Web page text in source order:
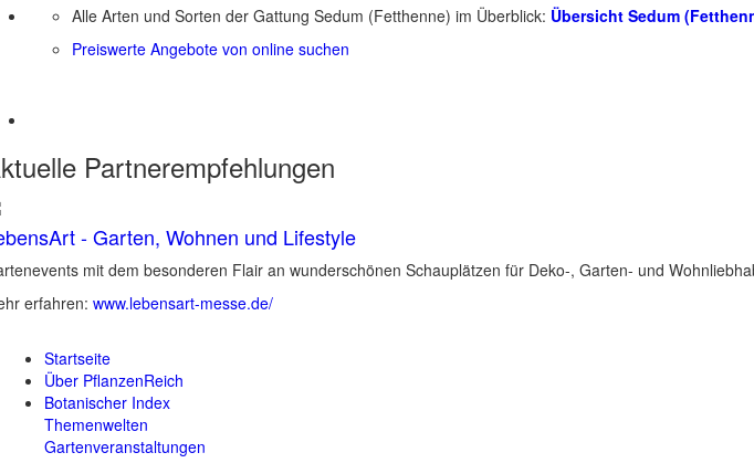
Alle Arten und Sorten der Gattung Sedum (Fetthenne) im Überblick: Übersicht Sedum
Preiswerte Angebote von online suchen
Partnerempfehlungen
- Garten, Wohnen und Lifestyle
mit dem besonderen Flair an wunderschönen Schauplätzen für Deko-, Garten- und
erfahren: www.lebensart-messe.de/
Startseite
Über PflanzenReich
Botanischer Index
Themenwelten
Gartenveranstaltungen